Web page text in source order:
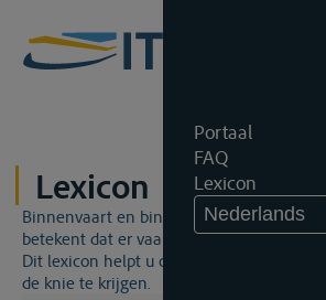
Portaal
FAQ
Lexicon
Nederlands
Lexicon
Binnenvaart en binnenvaartrecht is een
betekent dat er vaak een specifiek
Dit lexicon helpt u om een aantal
de knie te krijgen.